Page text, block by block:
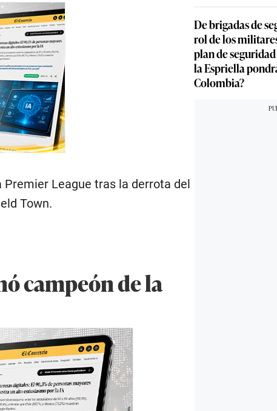
League tras la derrota del
Town.
campeón de la
De brigadas de
rol de los
plan de
la Espriella
Colombia?